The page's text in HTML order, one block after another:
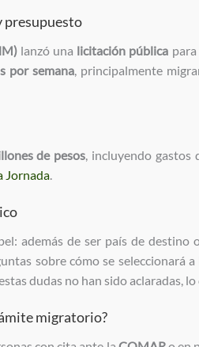
presupuesto
lanzó una licitación pública
por semana, principalmente
de pesos, incluyendo gastos
Jornada.
además de ser país de
sobre cómo se seleccionará
dudas no han sido aclaradas,
migratorio?